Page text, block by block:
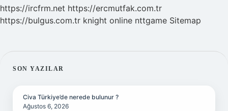
https://ircfrm.net https://ercmutfak.com.tr
https://bulgus.com.tr knight online nttgame Sitemap
SIDEBAR
SON YAZILAR
Civa Türkiye’de nerede bulunur ?
Ağustos 6, 2026